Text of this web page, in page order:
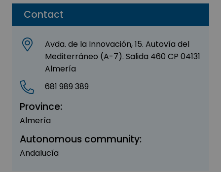
Contact
Avda. de la Innovación, 15. Autovía del
Mediterráneo (A-7). Salida 460 CP 04131
Almería
681 989 389
Province:
Almería
Autonomous community:
Andalucía